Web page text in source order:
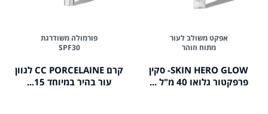
אפקט משולב לעור
מתוח וזוהר
SKIN HERO GLOW- סקין
פרפקטור גלואו 40 מ"ל ...
פורמולה משודרגת
SPF30
קרם CC PORCELAINE לגוון
עור בהיר במיוחד 15...